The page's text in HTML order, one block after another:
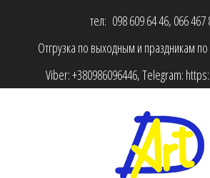
тел: 098 609 64 46, 066 467
Отгрузка по выходным и праздникам
Viber:+380986096446, Telegram: